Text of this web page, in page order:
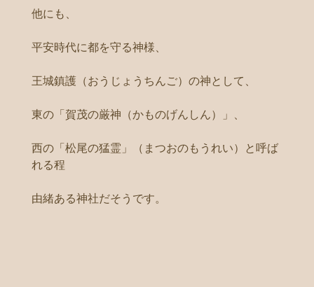
他にも、
平安時代に都を守る神様、
王城鎮護（おうじょうちんご）の神として、
東の「賀茂の厳神（かものげんしん）」、
西の「松尾の猛霊」（まつおのもうれい）と呼ば
れる程
由緒ある神社だそうです。